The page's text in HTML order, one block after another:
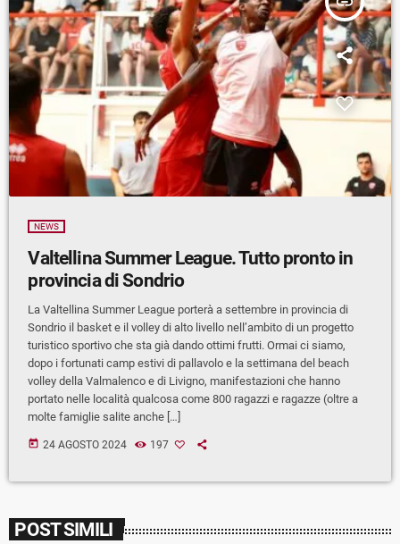
NEWS
Valtellina Summer League. Tutto pronto in
provincia di Sondrio
La Valtellina Summer League porterà a settembre in provincia di
Sondrio il basket e il volley di alto livello nell’ambito di un progetto
turistico sportivo che sta già dando ottimi frutti. Ormai ci siamo,
dopo i fortunati camp estivi di pallavolo e la settimana del beach
volley della Valmalenco e di Livigno, manifestazioni che hanno
portato nelle località qualcosa come 800 ragazzi e ragazze (oltre a
molte famiglie salite anche […]
today 24 AGOSTO 2024 197
POST SIMILI